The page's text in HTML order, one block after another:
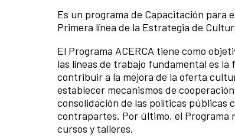
Es un programa de Capacitación para
Primera línea de la Estrategia de
El Programa ACERCA tiene como
las líneas de trabajo fundamental es
contribuir a la mejora de la oferta
establecer mecanismos de
consolidación de las políticas públicas
contrapartes. Por último, el Programa
cursos y talleres.